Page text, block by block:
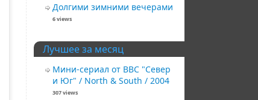
Долгими зимними вечерами
6 views
Лучшее за месяц
Мини-сериал от BBC "Север
и Юг" / North & South / 2004
307 views